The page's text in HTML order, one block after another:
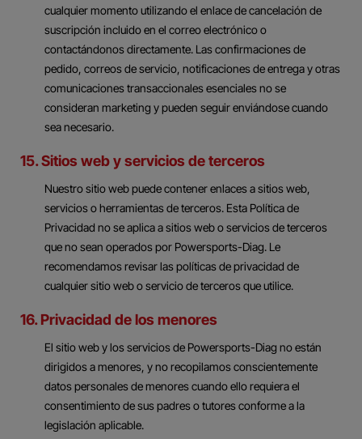
cualquier momento utilizando el enlace de cancelación de
suscripción incluido en el correo electrónico o
contactándonos directamente. Las confirmaciones de
pedido, correos de servicio, notificaciones de entrega y otras
comunicaciones transaccionales esenciales no se
consideran marketing y pueden seguir enviándose cuando
sea necesario.
15. Sitios web y servicios de terceros
Nuestro sitio web puede contener enlaces a sitios web,
servicios o herramientas de terceros. Esta Política de
Privacidad no se aplica a sitios web o servicios de terceros
que no sean operados por Powersports-Diag. Le
recomendamos revisar las políticas de privacidad de
cualquier sitio web o servicio de terceros que utilice.
16. Privacidad de los menores
El sitio web y los servicios de Powersports-Diag no están
dirigidos a menores, y no recopilamos conscientemente
datos personales de menores cuando ello requiera el
consentimiento de sus padres o tutores conforme a la
legislación aplicable.